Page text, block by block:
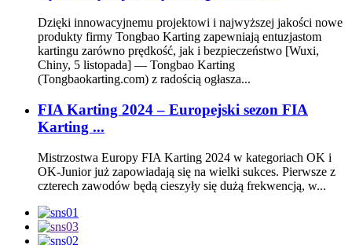
Dzięki innowacyjnemu projektowi i najwyższej jakości nowe
produkty firmy Tongbao Karting zapewniają entuzjastom
kartingu zarówno prędkość, jak i bezpieczeństwo [Wuxi,
Chiny, 5 listopada] — Tongbao Karting
(Tongbaokarting.com) z radością ogłasza...
FIA Karting 2024 – Europejski sezon FIA
Karting ...
Mistrzostwa Europy FIA Karting 2024 w kategoriach OK i
OK-Junior już zapowiadają się na wielki sukces. Pierwsze z
czterech zawodów będą cieszyły się dużą frekwencją, w...